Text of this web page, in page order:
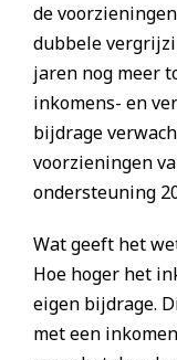
de
dubbele
jaren nog meer
inkomens- en
bijdrage
voorzieningen
ondersteuning
Wat geeft het
Hoe hoger het
eigen bijdrage.
met een